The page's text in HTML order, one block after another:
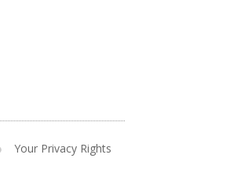
Your Privacy Rights